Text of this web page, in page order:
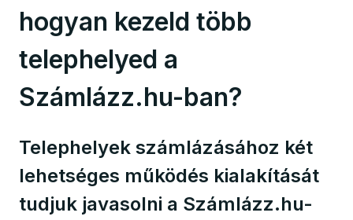
hogyan kezeld több
telephelyed a
Számlázz.hu-ban?
Telephelyek számlázásához két
lehetséges működés kialakítását
tudjuk javasolni a Számlázz.hu-